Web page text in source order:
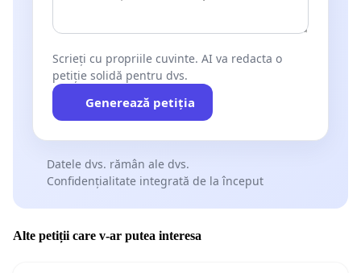
Scrieți cu propriile cuvinte. AI va redacta o
petiție solidă pentru dvs.
Generează petiția
Datele dvs. rămân ale dvs.
Confidențialitate integrată de la început
Alte petiții care v-ar putea interesa